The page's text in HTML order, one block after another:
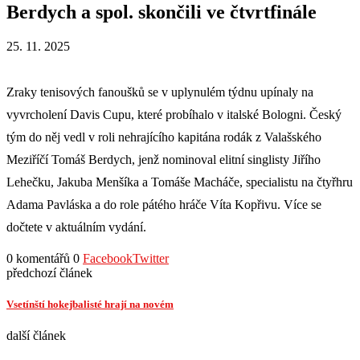
Berdych a spol. skončili ve čtvrtfinále
25. 11. 2025
Zraky tenisových fanoušků se v uplynulém týdnu upínaly na
vyvrcholení Davis Cupu, které probíhalo v italské Bologni. Český
tým do něj vedl v roli nehrajícího kapitána rodák z Valašského
Meziříčí Tomáš Berdych, jenž nominoval elitní singlisty Jiřího
Lehečku, Jakuba Menšíka a Tomáše Macháče, specialistu na čtyřhru
Adama Pavláska a do role pátého hráče Víta Kopřivu. Více se
dočtete v aktuálním vydání.
0 komentářů 0 FacebookTwitter
předchozí článek
Vsetínští hokejbalisté hrají na novém
další článek